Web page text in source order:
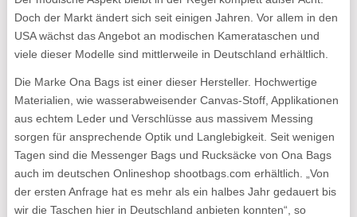
Doch der Markt ändert sich seit einigen Jahren. Vor allem in den
USA wächst das Angebot an modischen Kamerataschen und
viele dieser Modelle sind mittlerweile in Deutschland erhältlich.
Die Marke Ona Bags ist einer dieser Hersteller. Hochwertige
Materialien, wie wasserabweisender Canvas-Stoff, Applikationen
aus echtem Leder und Verschlüsse aus massivem Messing
sorgen für ansprechende Optik und Langlebigkeit. Seit wenigen
Tagen sind die Messenger Bags und Rucksäcke von Ona Bags
auch im deutschen Onlineshop shootbags.com erhältlich. „Von
der ersten Anfrage hat es mehr als ein halbes Jahr gedauert bis
wir die Taschen hier in Deutschland anbieten konnten“, so